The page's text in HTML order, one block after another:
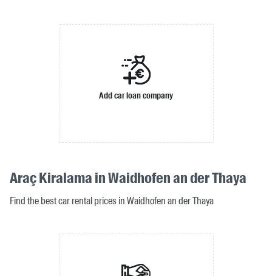
Add car loan company
Araç Kiralama in Waidhofen an der Thaya
Find the best car rental prices in Waidhofen an der Thaya